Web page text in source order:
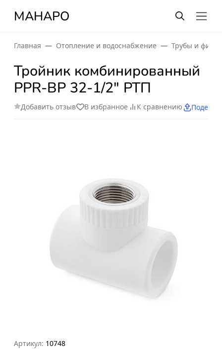
МАНАРО
Главная Отопление и водоснабжение Трубы и
Тройник комбинированный
PPR-ВР 32-1/2" РТП
Добавить отзыв В избранное К сравнению
Артикул: 10748